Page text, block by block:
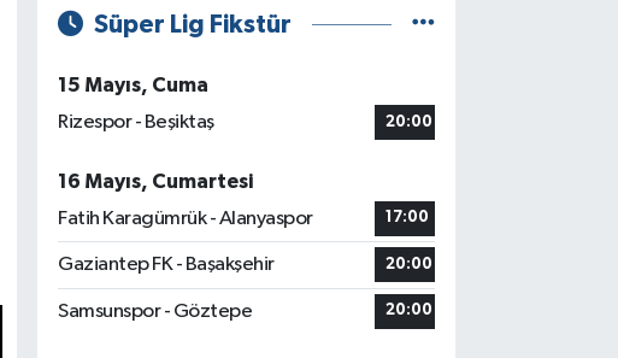
Süper Lig Fikstür
15 Mayıs, Cuma
Rizespor - Beşiktaş
20:00
16 Mayıs, Cumartesi
Fatih Karagümrük - Alanyaspor
17:00
Gaziantep FK - Başakşehir 20:00
Samsunspor - Göztepe 20:00